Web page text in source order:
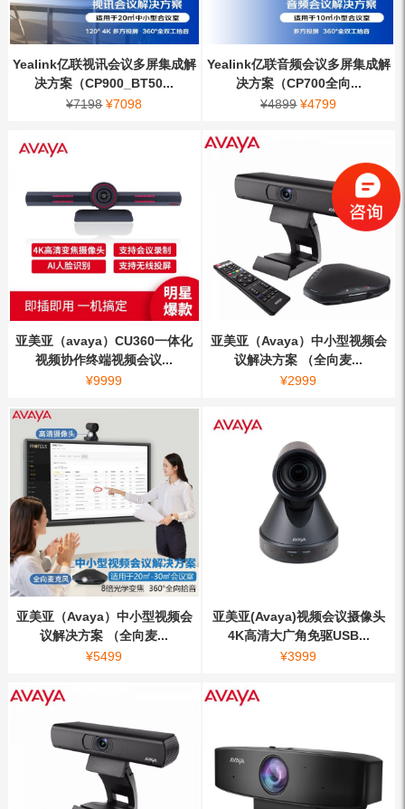
Yealink亿联视讯会议多屏集成解
决方案（CP900_BT50...
¥7198 ¥7098
Yealink亿联音频会议多屏集成解
决方案（CP700全向...
¥4899 ¥4799
亚美亚（avaya）CU360一体化
视频协作终端视频会议...
¥9999
亚美亚（Avaya）中小型视频会
议解决方案 （全向麦...
¥2999
亚美亚（Avaya）中小型视频会
议解决方案 （全向麦...
¥5499
亚美亚(Avaya)视频会议摄像头
4K高清大广角免驱USB...
¥3999